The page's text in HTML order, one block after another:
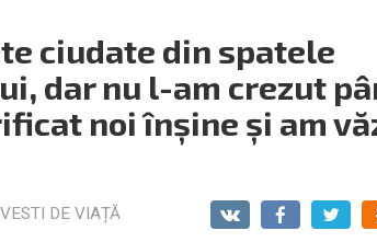
ciudate din spatele
dar nu l-am crezut
noi înșine și am
DE VIAȚĂ